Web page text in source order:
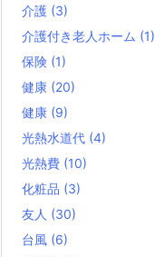
介護 (3)
介護付き老人ホーム (1)
保険 (1)
健康 (20)
健康 (9)
光熱水道代 (4)
光熱費 (10)
化粧品 (3)
友人 (30)
台風 (6)